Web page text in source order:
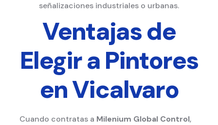
señalizaciones industriales o urbanas.
Ventajas de
Elegir a Pintores
en Vicalvaro
Cuando contratas a Milenium Global Control,